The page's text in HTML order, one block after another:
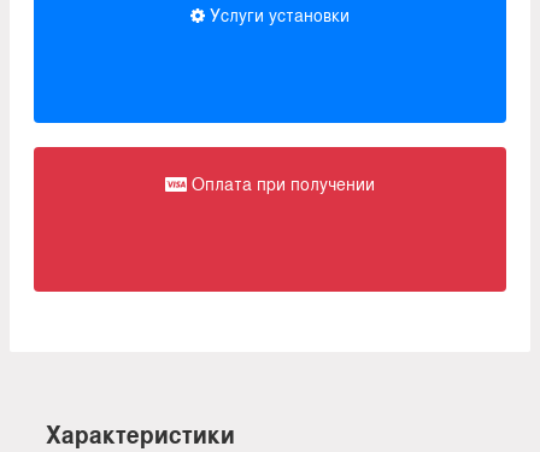
Услуги установки
Оплата при получении
Характеристики